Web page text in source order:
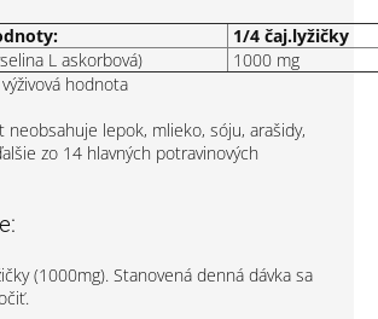
1/4 čaj.lyžičky
L askorbová)
1000 mg
hodnota
lepok, mlieko, sóju, arašidy,
zo 14 hlavných potravinových
(1000mg). Stanovená denná dávka sa